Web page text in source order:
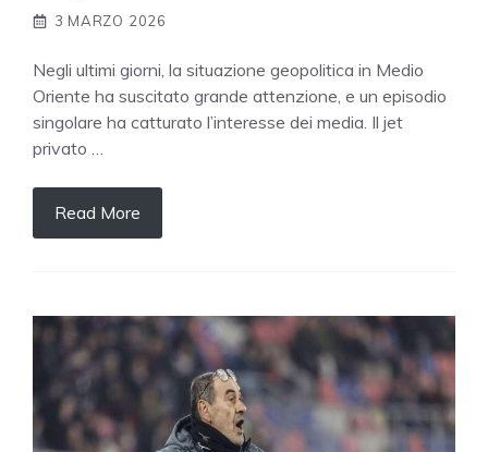
3 MARZO 2026
Negli ultimi giorni, la situazione geopolitica in Medio
Oriente ha suscitato grande attenzione, e un episodio
singolare ha catturato l’interesse dei media. Il jet
privato …
Read More